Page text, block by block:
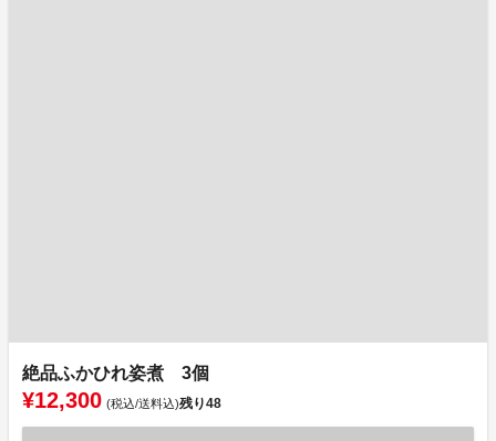
絶品ふかひれ姿煮 3個
¥12,300 (税込/送料込)残り48